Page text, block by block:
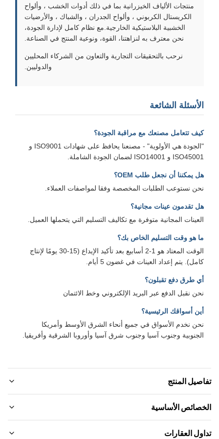
منتجات الألياف الخيزرانية بما في ذلك أدوات الخشب ، وألواح
الكريستال الكربوني ، وألواح الجدران ، والشباك ، والأرضيات
الخشبية البلاستيكية الخارجية.مع نظام كامل لإدارة الجودة،
نحن معترف به لنزاهتنا، القوة، ونوعية المنتج في الصناعة.
نرحب بالتحقيقات التجارية والتعاون من الشركاء المحليين
والدوليين.
الأسئلة الشائعة
كيف تتعامل مصنعك مع مراقبة الجودة؟
"الجودة هي الأولوية" - مصنعنا يحافظ على شهادات ISO9001 و
ISO45001 و ISO14001 لضمان الجودة الشاملة.
هل يمكننا أن نجعل طلب OEM؟
نحن نستوعب الطلبات المخصصة وفقا لمواصفات العملاء.
هل تقدمون عينات مجانية؟
العينات المجانية متوفرة مع تكاليف التسليم التي يتحملها العميل.
ما هو وقت التسليم الخاص بك؟
الوقت المعتاد هو 1-2 أسابيع بعد تأكيد الإيداع (15-30 يومًا لإنتاج
كامل). يتم إعداد العينات في غضون 5 أيام.
أي طرق دفع تقبلون؟
نحن نقبل الدفع عبر البريد الإلكتروني وخط الائتمان
أين أسواقك الرئيسية؟
نحن نخدم الأسواق في جميع أنحاء الشرق الأوسط وأمريكا
الجنوبية وجنوب آسيا وجنوب شرق آسيا وأوروبا الشرقية وأفريقيا.
المنتج
الأساسية
العلامة التجارية:
العقارات